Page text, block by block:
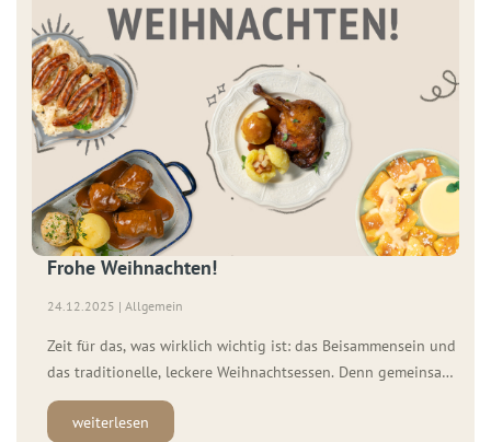
Frohe Weihnachten!
24.12.2025 | Allgemein
Zeit für das, was wirklich wichtig ist: das Beisammensein und
das traditionelle, leckere Weihnachtsessen. Denn gemeinsam
schmeckt es einfach am besten. Wir wünschen Ihnen und
Ihren Liebsten frohe und besinnliche Weihnachten und
weiterlesen